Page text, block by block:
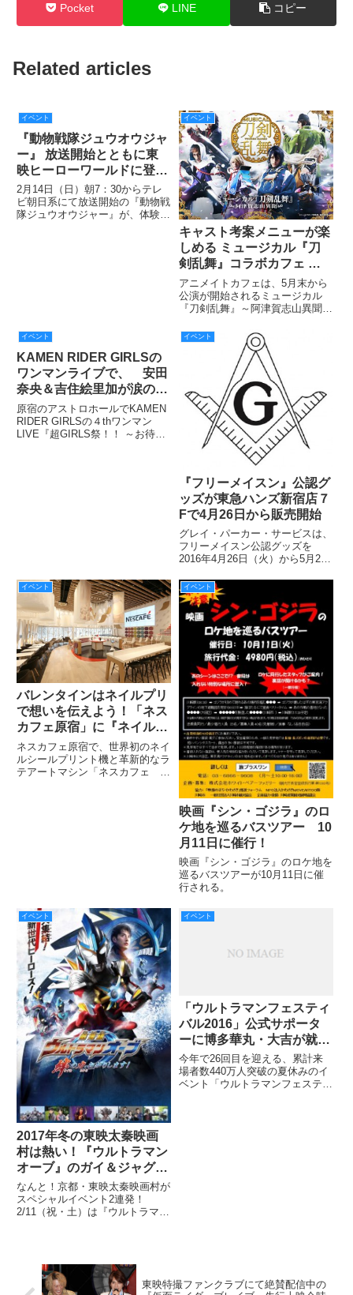
Pocket LINE コピー
Related articles
イベント
『動物戦隊ジュウオウジャ
ー』 放送開始とともに東
映ヒーローワールドに登
場!!
2月14日（日）朝7：30からテレ
ビ朝日系にて放送開始の『動物戦
隊ジュウオウジャー』が、体験型
イベント
キャスト考案メニューが楽
しめる ミュージカル『刀
剣乱舞』コラボカフェ ア
ニメイトカフェ池袋2号
店・天王寺で期間限定オー
プン
アニメイトカフェは、5月末から
公演が開始されるミュージカル
『刀剣乱舞』～阿津賀志山異聞～
ニメイトカフェ池袋2号店・天王
寺でコラボカフェを開催する。作
品をモチーフにしたコラボフー
ド・ドリンクや、限定グッズの買
イベント
KAMEN RIDER GIRLSの
ワンマンライブで、 安田
奈央＆吉住絵里加が涙の卒
業!!
原宿のアストロホールでKAMEN
RIDER GIRLSの４thワンマン
LIVE『超GIRLS祭！！ ～お待た
イベント
『フリーメイスン』公認グ
ッズが東急ハンズ新宿店７
Fで4月26日から販売開始
グレイ・パーカー・サービスは、
フリーメイスン公認グッズを
2016年4月26日（火）から5月26
7Fの特設売り場にて販売する。
※フリーメイスンは16世紀後半
から17世紀初頭に起きた友愛結
社です。
イベント
バレンタインはネイルプリ
で想いを伝えよう！「ネス
カフェ原宿」に『ネイルプ
リ』を期間限定設置
ネスカフェ原宿で、世界初のネイ
ルシールプリント機と革新的なラ
テアートマシン「ネスカフェ フ
イベント
映画『シン・ゴジラ』のロ
ケ地を巡るバスツアー 10
月11日に催行！
映画『シン・ゴジラ』のロケ地を
巡るバスツアーが10月11日に催
行される。
イベント
2017年冬の東映太秦映画
村は熱い！『ウルトラマン
オーブ』のガイ＆ジャグラ
ーと『宇宙戦隊キュウレン
ジャー』の主題歌アーティ
ストがやってくる！
なんと！京都・東映太秦映画村が
スペシャルイベント2連発！
2/11（祝・土）は『ウルトラマン
隊ソングライブ」が！ これはも
う行くしかない!!
イベント
「ウルトラマンフェスティ
バル2016」公式サポータ
ーに博多華丸・大吉が就
任！大吉さんと華丸さんで
オファーが別々!?
今年で26回目を迎える、累計来
場者数440万人突破の夏休みのイ
ベント「ウルトラマンフェスティ
東映特撮ファンクラブにて絶賛配信中の